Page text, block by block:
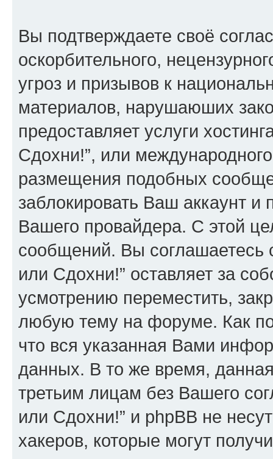
Вы подтверждаете своё
оскорбительного,
угроз и призывов к
материалов, нарушаюших
предоставляет услуги
Сдохни!”, или
размещения подобных
заблокировать Ваш аккаунт и
Вашего провайдера. С этой
сообщений. Вы соглашаетесь
или Сдохни!” оставляет за
усмотрению переместить,
любую тему на форуме. Как
что вся указанная Вами
данных. В то же время,
третьим лицам без Вашего
или Сдохни!” и phpBB не
хакеров, которые могут